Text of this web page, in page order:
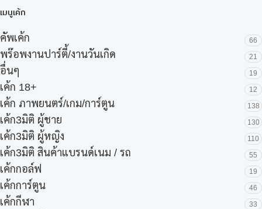
เมนูเค้ก
คัพเค้ก 66
พร๊อพงานปาร์ตี้/งานวันเกิด 21
อื่นๆ 19
เค้ก 18+ 12
เค้ก ภาพยนตร์/เกม/การ์ตูน 138
เค้ก3มิติ ผู้ชาย 130
เค้ก3มิติ ผู้หญิง 110
เค้ก3มิติ สินค้าแบรนด์เนม / รถ 55
เค้กกอล์ฟ 19
เค้กการ์ตูน 46
เค้กกีฬา 33